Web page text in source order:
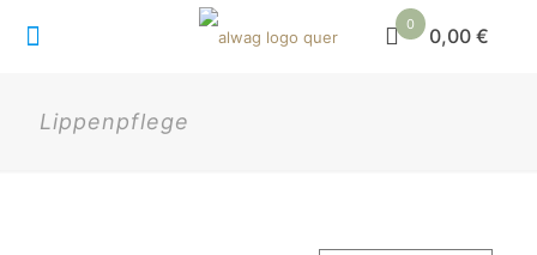
0 0,00 €
Lippenpflege